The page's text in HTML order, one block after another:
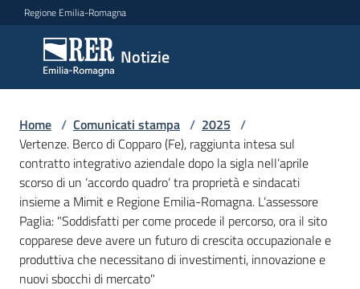
Vai al contenuto
Vai alla navigazione
Vai al footer
Regione Emilia-Romagna
Notizie
Notizie
Comunicati
stampa
Menu selezionato
Cerca
un
comunicato
Risorse
Home / Comunicati stampa / 2025 /
Vertenze. Berco di Copparo (Fe), raggiunta intesa sul
contratto integrativo aziendale dopo la sigla nell’aprile
scorso di un ‘accordo quadro’ tra proprietà e sindacati
insieme a Mimit e Regione Emilia-Romagna. L’assessore
Paglia: "Soddisfatti per come procede il percorso, ora il sito
copparese deve avere un futuro di crescita occupazionale e
produttiva che necessitano di investimenti, innovazione e
nuovi sbocchi di mercato"